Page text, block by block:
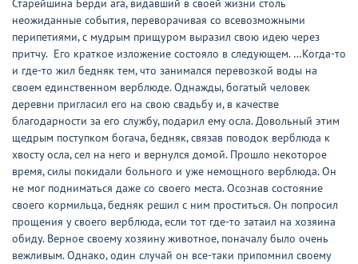
Старейшина Берди ага, видавший в своей жизни столь
неожиданные события, переворачивая со всевозможными
перипетиями, с мудрым прищуром выразил свою идею через
притчу. Его краткое изложение состояло в следующем. …Когда-то
и где-то жил бедняк тем, что занимался перевозкой воды на
своем единственном верблюде. Однажды, богатый человек
деревни пригласил его на свою свадьбу и, в качестве
благодарности за его службу, подарил ему осла. Довольный этим
щедрым поступком богача, бедняк, связав поводок верблюда к
хвосту осла, сел на него и вернулся домой. Прошло некоторое
время, силы покидали больного и уже немощного верблюда. Он
не мог подниматься даже со своего места. Осознав состояние
своего кормильца, бедняк решил с ним проститься. Он попросил
прощения у своего верблюда, если тот где-то затаил на хозяина
обиду. Верное своему хозяину животное, поначалу было очень
вежливым. Однако, один случай он все-таки припомнил своему